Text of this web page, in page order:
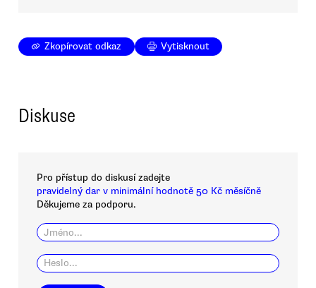
Zkopírovat odkaz Vytisknout
Diskuse
Pro přístup do diskusí zadejte
pravidelný dar v minimální hodnotě 50 Kč měsíčně
Děkujeme za podporu.